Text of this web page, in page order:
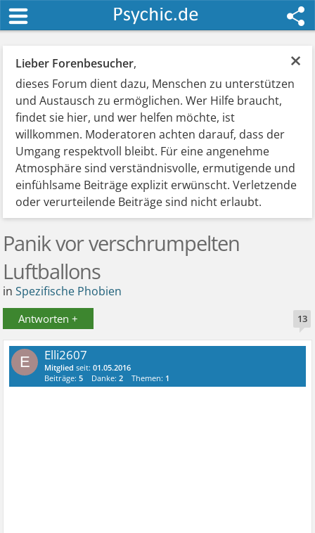
×
Lieber Forenbesucher,
dieses Forum dient dazu, Menschen zu unterstützen
und Austausch zu ermöglichen. Wer Hilfe braucht,
findet sie hier, und wer helfen möchte, ist
willkommen. Moderatoren achten darauf, dass der
Umgang respektvoll bleibt. Für eine angenehme
Atmosphäre sind verständnisvolle, ermutigende und
einfühlsame Beiträge explizit erwünscht. Verletzende
oder verurteilende Beiträge sind nicht erlaubt.
Panik vor verschrumpelten
Luftballons
inSpezifische Phobien
Antworten + 13
E Elli2607
Mitglied seit:01.05.2016
Beiträge:5 Danke:2 Themen: 1